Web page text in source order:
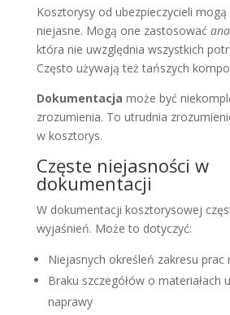
Kosztorysy od ubezpieczycieli
niejasne. Mogą one zastosować
która nie uwzględnia wszystkich
Często używają też tańszych
Dokumentacja może być
zrozumienia. To utrudnia
w kosztorys.
Częste niejasności w
dokumentacji
W dokumentacji kosztorysowej
wyjaśnień. Może to dotyczyć:
Niejasnych określeń zakresu prac
Braku szczegółów o materiałach
naprawy